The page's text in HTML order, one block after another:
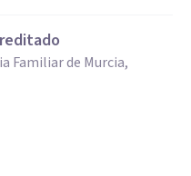
Familiar de Murcia,